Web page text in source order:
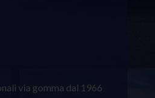
via gomma dal 1966